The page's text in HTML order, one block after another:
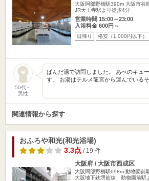
大阪阿部野橋駅390m 大阪市谷
JR天王寺駅より徒歩4分
営業時間 15:00～23:00
入浴料金 600円～
日帰り 格安（1,000円以下）
50代～
男性
ぱんだ湯で訪問しました。 あべのキュ
す。 お湯はテルメ龍宮から運んでいる
関連情報から探す
おふろや和光(和光浴場)
3.3点/ 19 件
大阪府 / 大阪市西成区
大阪阿部野橋駅698m 動物園前
大阪地下鉄堺筋線 動物園前駅